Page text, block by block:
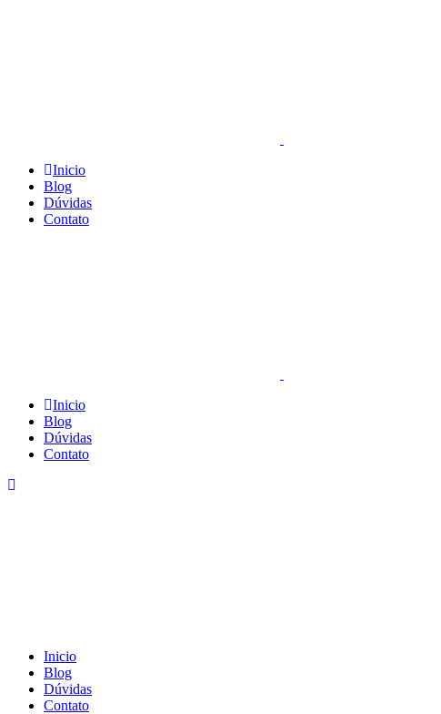
Inicio
Blog
Dúvidas
Contato
Inicio
Blog
Dúvidas
Contato
Inicio
Blog
Dúvidas
Contato